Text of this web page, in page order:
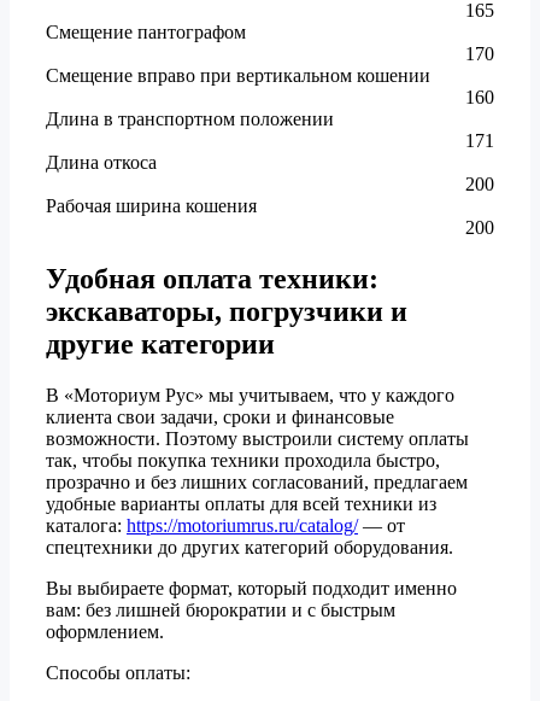
165
Смещение пантографом
170
Смещение вправо при вертикальном кошении
160
Длина в транспортном положении
171
Длина откоса
200
Рабочая ширина кошения
200
Удобная оплата техники:
экскаваторы, погрузчики и
другие категории
В «Моториум Рус» мы учитываем, что у каждого
клиента свои задачи, сроки и финансовые
возможности. Поэтому выстроили систему оплаты
так, чтобы покупка техники проходила быстро,
прозрачно и без лишних согласований, предлагаем
удобные варианты оплаты для всей техники из
каталога: https://motoriumrus.ru/catalog/— от
спецтехники до других категорий оборудования.
Вы выбираете формат, который подходит именно
вам: без лишней бюрократии и с быстрым
оформлением.
Способы оплаты: